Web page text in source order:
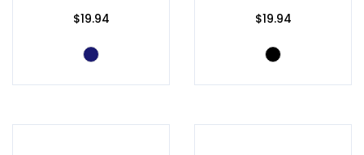
$19.94 $19.94